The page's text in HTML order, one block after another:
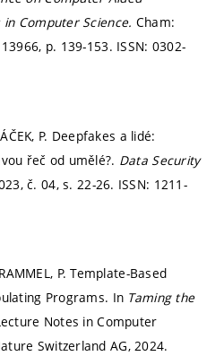
Computer Science. Cham:
p. 139-153. ISSN: 0302-
P. Deepfakes a lidé:
řeč od umělé?. Data Security
č. 04,s. 22-26. ISSN: 1211-
P. Template-Based
Programs. In Taming the
Notes in Computer
Switzerland AG, 2024.